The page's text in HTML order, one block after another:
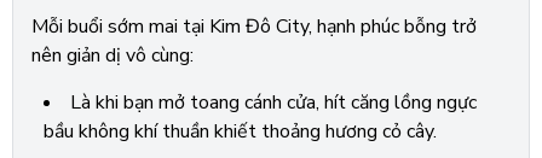
Mỗi buổi sớm mai tại Kim Đô City, hạnh phúc bỗng trở
nên giản dị vô cùng:
Là khi bạn mở toang cánh cửa, hít căng lồng ngực
bầu không khí thuần khiết thoảng hương cỏ cây.